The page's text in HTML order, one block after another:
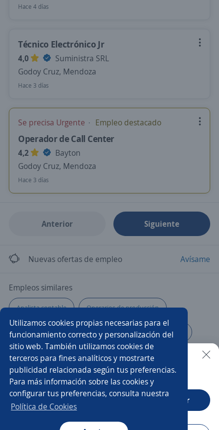
Utilizamos cookies propias necesarias para el
funcionamiento correcto y personalización del
sitio web. También utilizamos cookies de
terceros para fines analíticos y mostrarte
publicidad relacionada según tus preferencias.
Para más información sobre las cookies y
configurar tus preferencias, consulta nuestra
Política de Cookies
Hace 4 días
Técnico Electrónico Jr
4,0
Suministra SRL
Godoy Cruz, Mendoza
Hace 3 días
Se precisa Urgente Empleo destacado
Operador de Call Center
4,2
Bayton
Godoy Cruz, Mendoza
Hace 3 días
Anterior Siguiente
Nuevas ofertas de empleo Avísame
Empleos similares
Analista contable Operarios de producción
Gerente de local Maquinista Administrativo/a
Residentes Técnico/a mecánico Mantenimientos
Ayudante de cocina Mecánico/a Gerente comercial
Administrativo seguros
Buscar es más fácil en la app
CT App Abrir